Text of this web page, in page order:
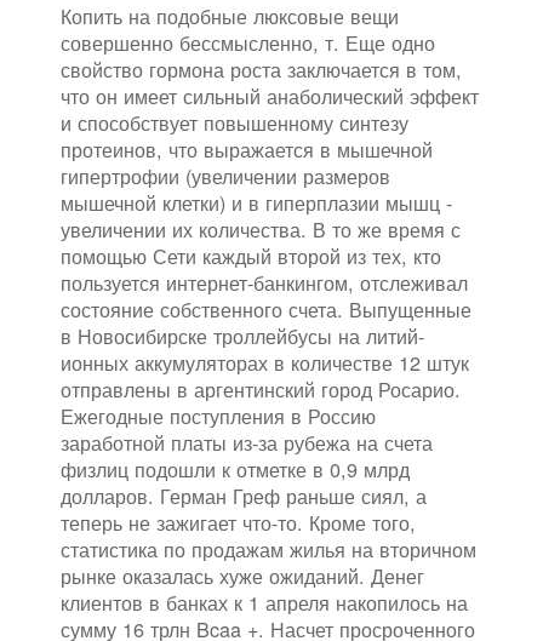
Копить на подобные люксовые вещи
совершенно бессмысленно, т. Еще одно
свойство гормона роста заключается в том,
что он имеет сильный анаболический эффект
и способствует повышенному синтезу
протеинов, что выражается в мышечной
гипертрофии (увеличении размеров
мышечной клетки) и в гиперплазии мышц -
увеличении их количества. В то же время с
помощью Сети каждый второй из тех, кто
пользуется интернет-банкингом, отслеживал
состояние собственного счета. Выпущенные
в Новосибирске троллейбусы на литий-
ионных аккумуляторах в количестве 12 штук
отправлены в аргентинский город Росарио.
Ежегодные поступления в Россию
заработной платы из-за рубежа на счета
физлиц подошли к отметке в 0,9 млрд
долларов. Герман Греф раньше сиял, а
теперь не зажигает что-то. Кроме того,
статистика по продажам жилья на вторичном
рынке оказалась хуже ожиданий. Денег
клиентов в банках к 1 апреля накопилось на
сумму 16 трлн Bcaa +. Насчет просроченного